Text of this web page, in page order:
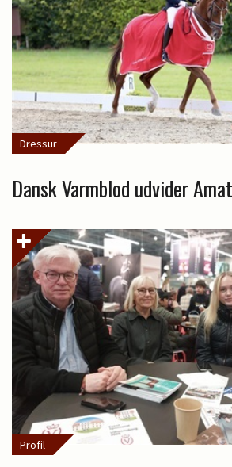
Dressur
Dansk Varmblod udvider
Profil